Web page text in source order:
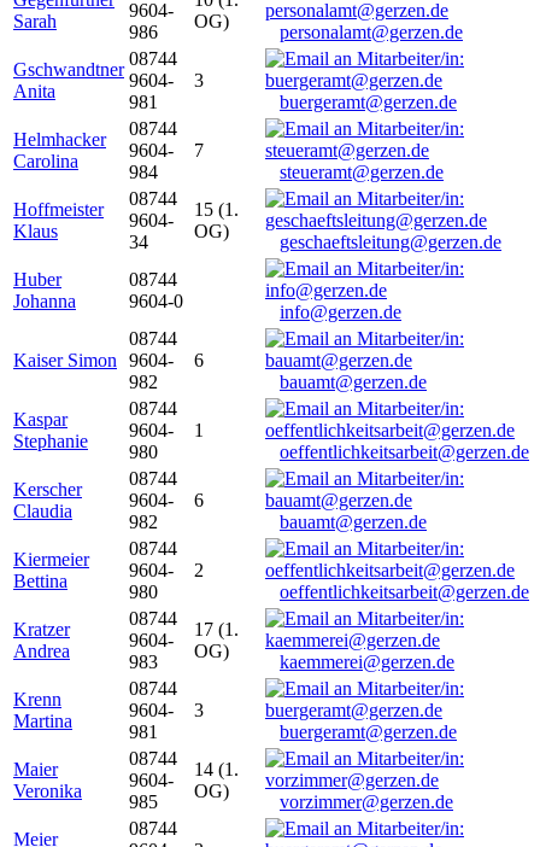
Sarah
9604-
986
OG)
personalamt@gerzen.de
Gschwandtner
Anita
08744
9604-
981
3
buergeramt@gerzen.de
Helmhacker
Carolina
08744
9604-
984
7
steueramt@gerzen.de
Hoffmeister
Klaus
08744
9604-
34
15 (1.
OG)
geschaeftsleitung@gerzen.de
Huber
Johanna
08744
9604-0
info@gerzen.de
Kaiser Simon
08744
9604-
982
6
bauamt@gerzen.de
Kaspar
Stephanie
08744
9604-
980
1
oeffentlichkeitsarbeit@gerzen.de
Kerscher
Claudia
08744
9604-
982
6
bauamt@gerzen.de
Kiermeier
Bettina
08744
9604-
980
2
oeffentlichkeitsarbeit@gerzen.de
Kratzer
Andrea
08744
9604-
983
17 (1.
OG)
kaemmerei@gerzen.de
Krenn
Martina
08744
9604-
981
3
buergeramt@gerzen.de
Maier
Veronika
08744
9604-
985
14 (1.
OG)
vorzimmer@gerzen.de
Meier
08744